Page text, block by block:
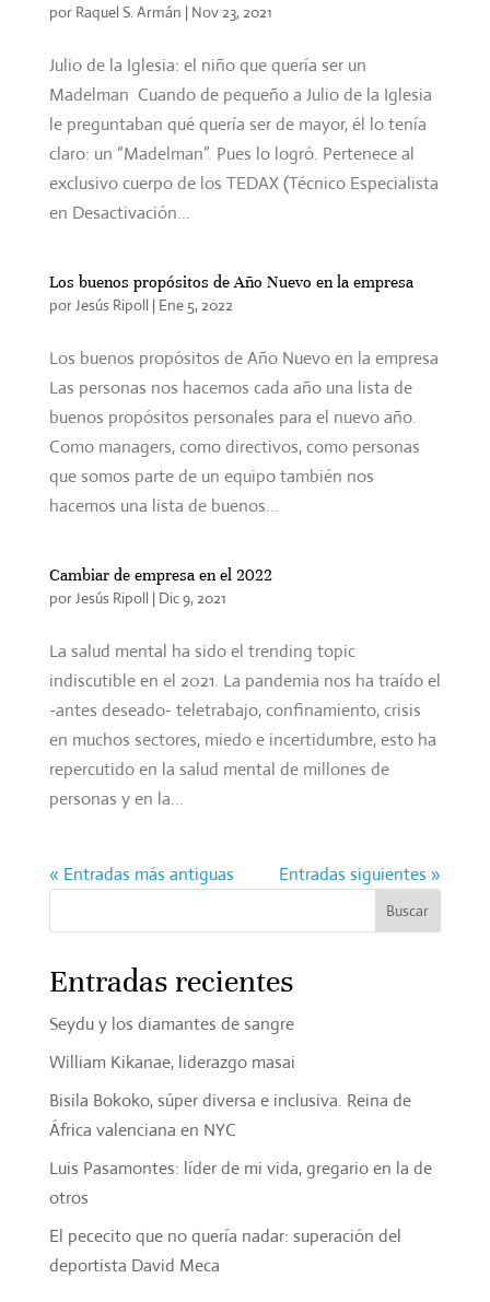
por Raquel S. Armán | Nov 23, 2021
Julio de la Iglesia: el niño que quería ser un
Madelman Cuando de pequeño a Julio de la Iglesia
le preguntaban qué quería ser de mayor, él lo tenía
claro: un “Madelman”. Pues lo logró. Pertenece al
exclusivo cuerpo de los TEDAX (Técnico Especialista
en Desactivación...
Los buenos propósitos de Año Nuevo en la empresa
porJesús Ripoll | Ene 5, 2022
Los buenos propósitos de Año Nuevo en la empresa
Las personas nos hacemos cada año una lista de
buenos propósitos personales para el nuevo año.
Como managers, como directivos, como personas
que somos parte de un equipo también nos
hacemos una lista de buenos...
Cambiar de empresa en el 2022
porJesús Ripoll | Dic 9, 2021
La salud mental ha sido el trending topic
indiscutible en el 2021. La pandemia nos ha traído el
-antes deseado- teletrabajo, confinamiento, crisis
en muchos sectores, miedo e incertidumbre, esto ha
repercutido en la salud mental de millones de
personas y en la...
« Entradas más antiguas Entradas siguientes »
Entradas recientes
Seydu y los diamantes de sangre
William Kikanae, liderazgo masai
Bisila Bokoko, súper diversa e inclusiva. Reina de
África valenciana en NYC
Luis Pasamontes: líder de mi vida, gregario en la de
otros
El pececito que no quería nadar: superación del
deportista David Meca